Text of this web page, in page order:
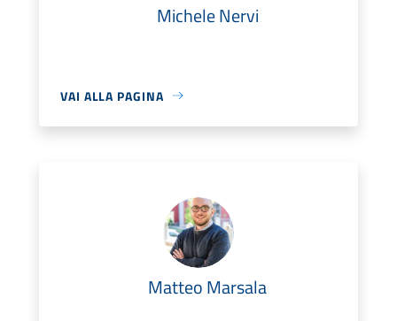
Michele Nervi
VAI ALLA PAGINA
Matteo Marsala